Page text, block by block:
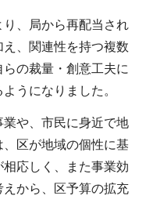
、局から再配当され
、関連性を持つ複数
の裁量・創意工夫に
うになりました。
や、市民に身近で地
区が地域の個性に基
応しく、また事業効
から、区予算の拡充